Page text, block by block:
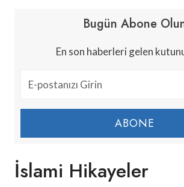
Bugün Abone
En son haberleri gelen
ABONE
İslami Hikayeler